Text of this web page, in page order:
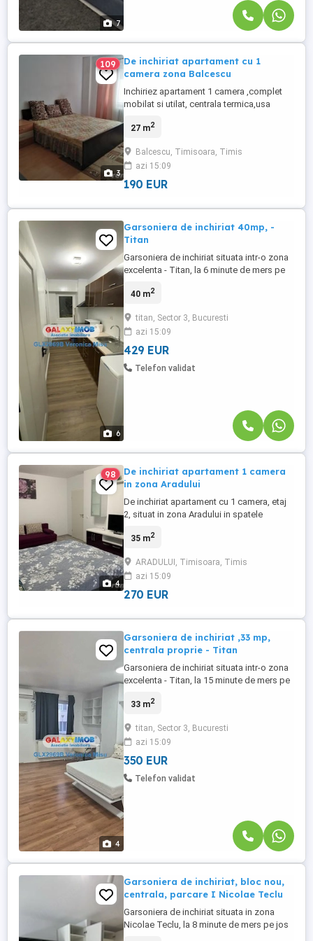
7
3
109
De inchiriat apartament cu 1
camera zona Balcescu
Inchiriez apartament 1 camera ,complet
mobilat si utilat, centrala termica,usa
etc.Imobilul are o suprafata de 34 mp si
27 m2
Balcescu, Timisoara, Timis
azi 15:09
190 EUR
6
Garsoniera de inchiriat 40mp, -
Titan
Garsoniera de inchiriat situata intr-o zona
excelenta - Titan, la 6 minute de mers pe
Garsoniera este ideala pentru cei care
facil la mijloace de transport in comun,
restaurante, cafenele, scoli, piete, parcuri,
supermarketuri, ...
40 m2
titan, Sector 3, Bucuresti
azi 15:09
429 EUR
Telefon validat
4
98
De inchiriat apartament 1 camera
in zona Aradului
De inchiriat apartament cu 1 camera, etaj
2, situat in zona Aradului in spatele
in fotografii si este disponibil imediat.
35 m2
ARADULUI, Timisoara, Timis
azi 15:09
270 EUR
4
Garsoniera de inchiriat ,33 mp,
centrala proprie - Titan
Garsoniera de inchiriat situata intr-o zona
excelenta - Titan, la 15 minute de mers pe
ideala pentru cei care cauta o locatie cu
de transport in comun, restaurante,
cafenele, scoli, piete, parcuri,
supermarketuri, ...
33 m2
titan, Sector 3, Bucuresti
azi 15:09
350 EUR
Telefon validat
Garsoniera de inchiriat, bloc nou,
centrala, parcare I Nicolae Teclu
Garsoniera de inchiriat situata in zona
Nicolae Teclu, la 8 minute de mers pe jos